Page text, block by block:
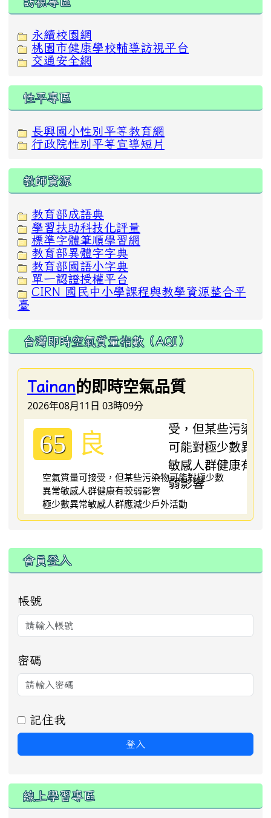
永續校園網
桃園市健康學校輔導訪視平台
交通安全網
性平專區
長興國小性別平等教育網
行政院性別平等宣導短片
教師資源
教育部成語典
學習扶助科技化評量
標準字體筆順學習網
教育部異體字字典
教育部國語小字典
單一認證授權平台
CIRN 國民中小學課程與教學資源整合平
臺
台灣即時空氣質量指數（AQI）
Tainan的即時空氣品質
2026年08月11日 03時09分
65 良
空氣質量可接受，但某些污染物可能對極少數
異常敏感人群健康有較弱影響
極少數異常敏感人群應減少戶外活動
:::
會員登入
帳號
密碼
記住我
登入
線上學習專區